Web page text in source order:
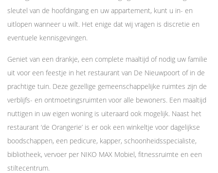
sleutel van de hoofdingang en uw appartement, kunt u in- en
uitlopen wanneer u wilt. Het enige dat wij vragen is discretie en
eventuele kennisgevingen.
Geniet van een drankje, een complete maaltijd of nodig uw familie
uit voor een feestje in het restaurant van De Nieuwpoort of in de
prachtige tuin. Deze gezellige gemeenschappelijke ruimtes zijn de
verblijfs- en ontmoetingsruimten voor alle bewoners. Een maaltijd
nuttigen in uw eigen woning is uiteraard ook mogelijk. Naast het
restaurant ‘de Orangerie’ is er ook een winkeltje voor dagelijkse
boodschappen, een pedicure, kapper, schoonheidsspecialiste,
bibliotheek, vervoer per NIKO MAX Mobiel, fitnessruimte en een
stiltecentrum.